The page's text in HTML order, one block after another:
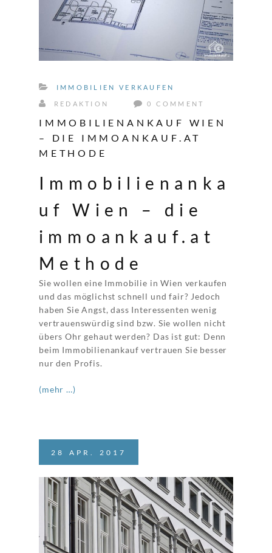
IMMOBILIEN VERKAUFEN
REDAKTION 0 COMMENT
IMMOBILIENANKAUF WIEN
– DIE IMMOANKAUF.AT
METHODE
Immobilienanka
uf Wien – die
immoankauf.at
Methode
Sie wollen eine Immobilie in Wien verkaufen
und das möglichst schnell und fair? Jedoch
haben Sie Angst, dass Interessenten wenig
vertrauenswürdig sind bzw. Sie wollen nicht
übers Ohr gehaut werden? Das ist gut: Denn
beim Immobilienankauf vertrauen Sie besser
nur den Profis.
(mehr …)
28 APR. 2017